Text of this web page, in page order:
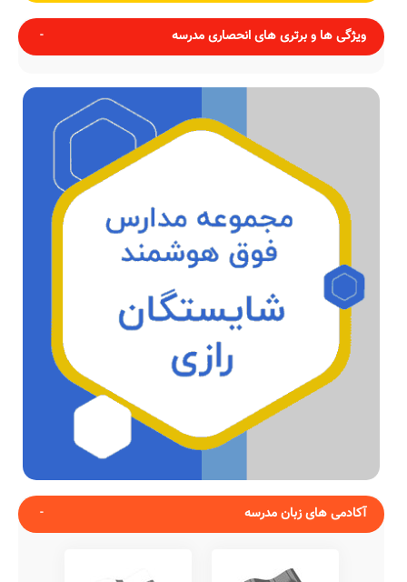
ویژگی ها و برتری های انحصاری مدرسه
آکادمی های زبان مدرسه